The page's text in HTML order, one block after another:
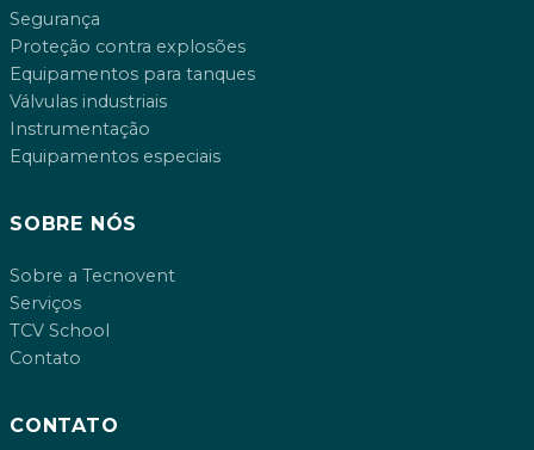
Segurança
Proteção contra explosões
Equipamentos para tanques
Válvulas industriais
Instrumentação
Equipamentos especiais
SOBRE NÓS
Sobre a Tecnovent
Serviços
TCV School
Contato
CONTATO